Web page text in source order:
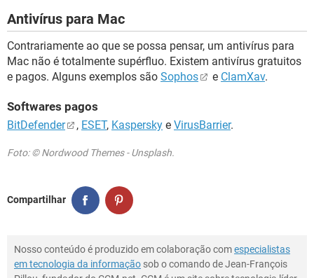
Antivírus para Mac
Contrariamente ao que se possa pensar, um antivírus para
Mac não é totalmente supérfluo. Existem antivírus gratuitos
e pagos. Alguns exemplos são Sophos e ClamXav.
Softwares pagos
BitDefender , ESET, Kaspersky e VirusBarrier.
Foto: © Nordwood Themes - Unsplash.
Compartilhar
Nosso conteúdo é produzido em colaboração comespecialistas
em tecnologia da informação sob o comando de Jean-François